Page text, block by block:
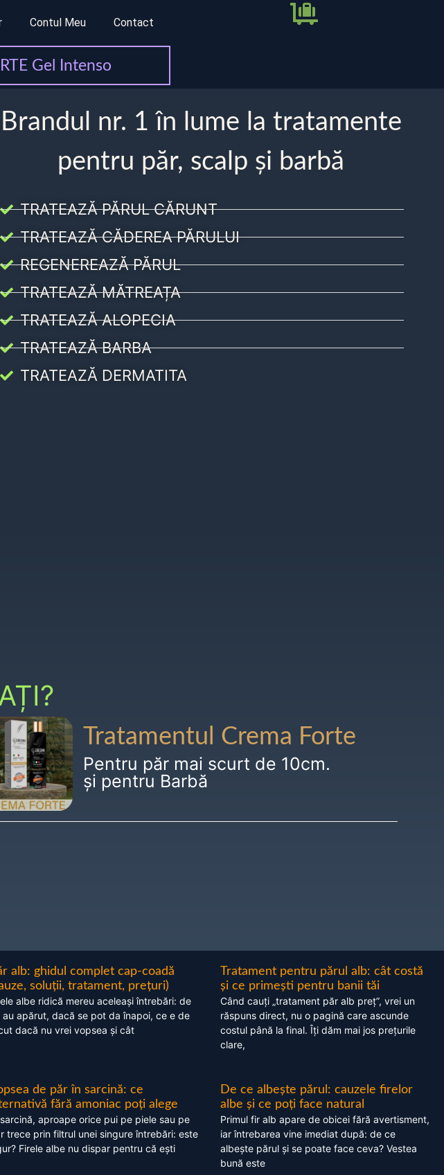
Contul Meu Contact
Gel Intenso
Brandul nr. 1 în lume la tratamente
pentru păr, scalp și barbă
TRATEAZĂ PĂRUL CĂRUNT
TRATEAZĂ CĂDEREA PĂRULUI
REGENEREAZĂ PĂRUL
TRATEAZĂ MĂTREAȚA
TRATEAZĂ ALOPECIA
TRATEAZĂ BARBA
TRATEAZĂ DERMATITA
Tratamentul Crema Forte
Pentru păr mai scurt de 10cm.
și pentru Barbă
alb: ghidul complet cap-coadă
soluții, tratament, prețuri)
albe ridică mereu aceleași întrebări: de
au apărut, dacă se pot da înapoi, ce e de
dacă nu vrei vopsea și cât
Tratament pentru părul alb: cât costă
și ce primești pentru banii tăi
Când cauți „tratament păr alb preț”, vrei un
răspuns direct, nu o pagină care ascunde
costul până la final. Îți dăm mai jos prețurile
clare,
de păr în sarcină: ce
fără amoniac poți alege
aproape orice pui pe piele sau pe
trece prin filtrul unei singure întrebări: este
Firele albe nu dispar pentru că ești
De ce albește părul: cauzele firelor
albe și ce poți face natural
Primul fir alb apare de obicei fără avertisment,
iar întrebarea vine imediat după: de ce
albește părul și se poate face ceva? Vestea
bună este